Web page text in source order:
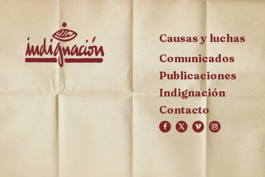
Causas y luchas
Comunicados
Publicaciones
Indignación
Contacto